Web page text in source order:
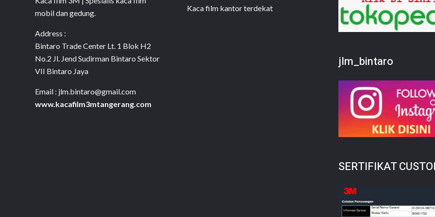
mobil dan gedung.
Address :
Bintaro Trade Center Lt. 1 Blok H2
No.2 Jl. Jend Sudirman Bintaro Sektor
VII Bintaro Jaya
Email : jlm.bintaro@gmail.com
www.kacafilm3mtangerang.com
Kaca film kantor terdekat
jlm_bintaro
SERTIFIKAT